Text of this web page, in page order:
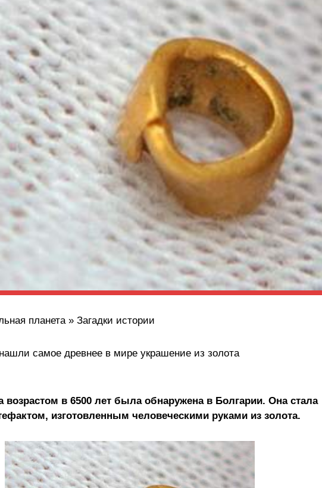
планета » Загадки истории
самое древнее в мире украшение из золота
возрастом в 6500 лет была обнаружена в Болгарии. Она стала
изготовленным человеческими руками из золота.